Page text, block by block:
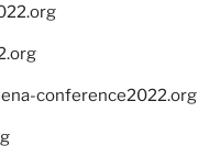
conference2022.org